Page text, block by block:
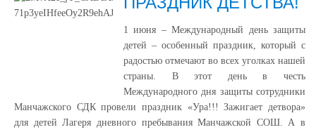
1 июня – Международный день защиты
детей – особенный праздник, который с
радостью отмечают во всех уголках нашей
страны. В этот день в честь
Международного дня защиты сотрудники
Манчажского СДК провели праздник «Ура!!! Зажигает детвора»
для детей Лагеря дневного пребывания Манчажской СОШ. А в